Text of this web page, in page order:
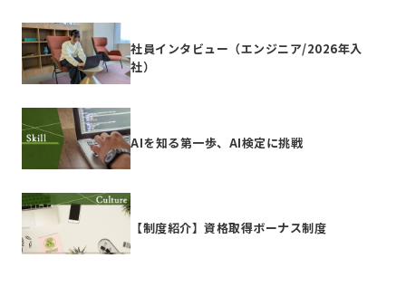
社員インタビュー（エンジニア/2026年入
社）
AIを知る第一歩、AI検定に挑戦
【制度紹介】資格取得ボーナス制度